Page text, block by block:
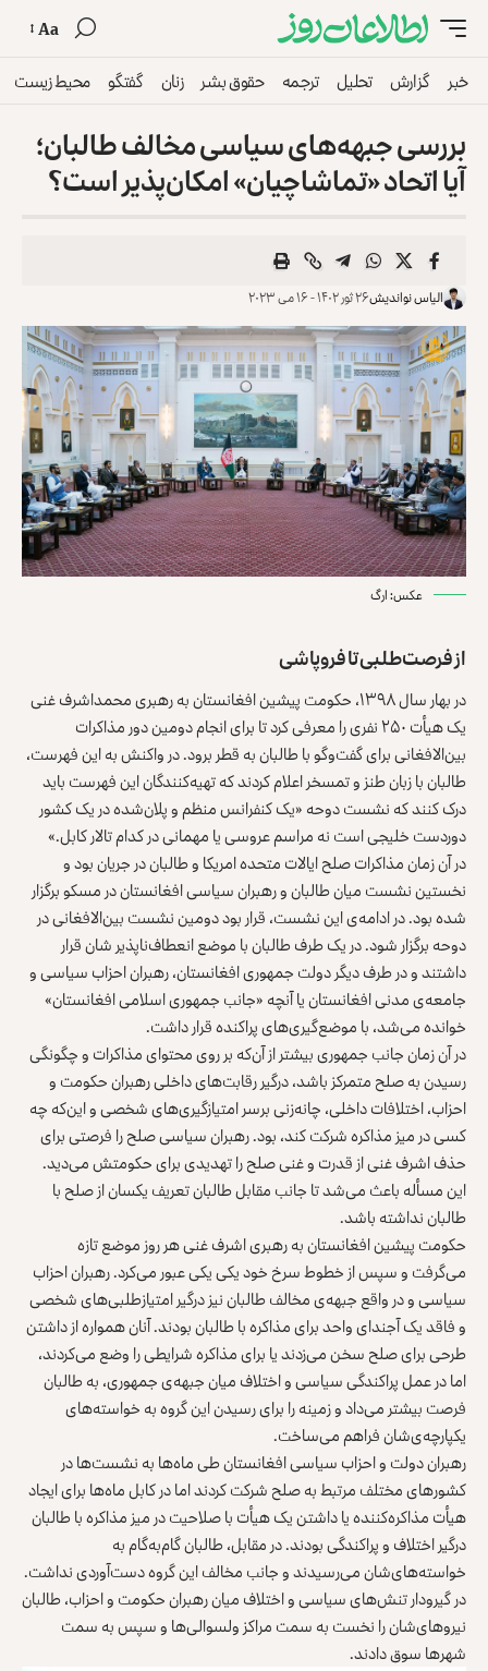
Aa
خبر گزارش تحلیل ترجمه حقوق بشر زنان گفتگو محیط زیست
بررسی جبهه‌های سیاسی مخالف طالبان؛
آیا اتحاد «تماشاچیان» امکان‌پذیر است؟
الیاس نواندیش۲۶ ثور ۱۴۰۲ - ۱۶ می ۲۰۲۳
عکس: ارگ
از فرصت‌طلبی تا فروپاشی
در بهار سال ۱۳۹۸، حکومت پیشین افغانستان به رهبری محمداشرف غنی
یک هیأت ۲۵۰ نفری را معرفی کرد تا برای انجام دومین دور مذاکرات
بین‌الافغانی برای گفت‌وگو با طالبان به قطر برود. در واکنش به این فهرست،
طالبان با زبان طنز و تمسخر اعلام کردند که تهیه‌کنندگان این فهرست باید
درک کنند که نشست دوحه «یک کنفرانس منظم و پلان‌شده در یک کشور
دوردست خلیجی است نه مراسم عروسی یا مهمانی در کدام تالار کابل.»
در آن زمان مذاکرات صلح ایالات متحده امریکا و طالبان در جریان بود و
نخستین نشست میان طالبان و رهبران سیاسی افغانستان در مسکو برگزار
شده بود. در ادامه‌ی این نشست، قرار بود دومین نشست بین‌الافغانی در
دوحه برگزار شود. در یک طرف طالبان با موضع انعطاف‌ناپذیر شان قرار
داشتند و در طرف دیگر دولت جمهوری افغانستان، رهبران احزاب سیاسی و
جامعه‌ی مدنی افغانستان یا آنچه «جانب جمهوری اسلامی افغانستان»
خوانده می‌شد، با موضع‌گیری‌های پراکنده قرار داشت.
در آن زمان جانب جمهوری بیشتر از آن‌که بر روی محتوای مذاکرات و چگونگی
رسیدن به صلح متمرکز باشد، درگیر رقابت‌های داخلی رهبران حکومت و
احزاب، اختلافات داخلی، چانه‌زنی برسر امتیازگیری‌های شخصی و این‌که چه
کسی در میز مذاکره شرکت کند، بود. رهبران سیاسی صلح را فرصتی برای
حذف اشرف غنی از قدرت و غنی صلح را تهدیدی برای حکومتش می‌دید.
این مسأله باعث می‌شد تا جانب مقابل طالبان تعریف یکسان از صلح با
طالبان نداشته باشد.
حکومت پیشین افغانستان به رهبری اشرف غنی هر روز موضع تازه
می‌گرفت و سپس از خطوط سرخ خود یکی یکی عبور می‌کرد. رهبران احزاب
سیاسی و در واقع جبهه‌ی مخالف طالبان نیز درگیر امتیازطلبی‌های شخصی
و فاقد یک آجندای واحد برای مذاکره با طالبان بودند. آنان همواره از داشتن
طرحی برای صلح سخن می‌زدند یا برای مذاکره شرایطی را وضع می‌کردند،
اما در عمل پراکندگی سیاسی و اختلاف میان جبهه‌ی جمهوری، به طالبان
فرصت بیشتر می‌داد و زمینه را برای رسیدن این گروه به خواسته‌های
یکپارچه‌ی‌شان فراهم می‌ساخت.
رهبران دولت و احزاب سیاسی افغانستان طی ماه‌ها بهنشست‌ها در
کشورهای مختلف مرتبط به صلحشرکت کردند اما در کابل ماه‌ها برای ایجاد
هیأت مذاکره‌کننده یاداشتن یک هیأت با صلاحیت در میز مذاکره با طالبان
درگیر اختلاف و پراکندگی بودند. در مقابل، طالبان گام‌به‌گام به
خواسته‌های‌شان می‌رسیدند و جانب مخالف این گروه دست‌آوردی نداشت.
در گیرودار تنش‌های سیاسی و اختلاف میان رهبران حکومت و احزاب، طالبان
نیروهای‌شان را نخست به سمت مراکز ولسوالی‌ها و سپس به سمت
شهرها سوق دادند.